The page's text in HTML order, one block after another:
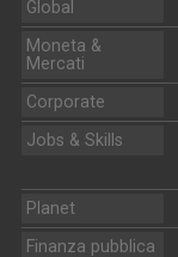
Global
Moneta &
Mercati
Corporate
Jobs & Skills
Planet
Finanza pubblica